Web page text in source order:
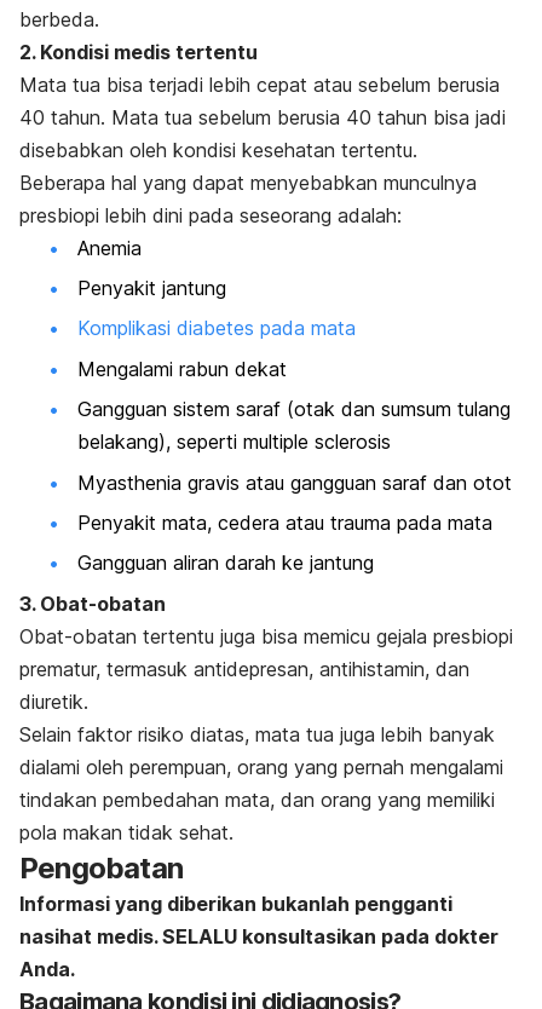
berbeda.
2. Kondisi medis tertentu
Mata tua bisa terjadi lebih cepat atau sebelum berusia
40 tahun. Mata tua sebelum berusia 40 tahun bisa jadi
disebabkan oleh kondisi kesehatan tertentu.
Beberapa hal yang dapat menyebabkan munculnya
presbiopi lebih dini pada seseorang adalah:
Anemia
Penyakit jantung
Komplikasi diabetes pada mata
Mengalami rabun dekat
Gangguan sistem saraf (otak dan sumsum tulang
belakang), seperti multiple sclerosis
Myasthenia gravis atau gangguan saraf dan otot
Penyakit mata, cedera atau trauma pada mata
Gangguan aliran darah ke jantung
3. Obat-obatan
Obat-obatan tertentu juga bisa memicu gejala presbiopi
prematur, termasuk antidepresan, antihistamin, dan
diuretik.
Selain faktor risiko diatas, mata tua juga lebih banyak
dialami oleh perempuan, orang yang pernah mengalami
tindakan pembedahan mata, dan orang yang memiliki
pola makan tidak sehat.
Pengobatan
Informasi yang diberikan bukanlah pengganti
nasihat medis. SELALU konsultasikan pada dokter
Anda.
Bagaimana kondisi ini didiagnosis?